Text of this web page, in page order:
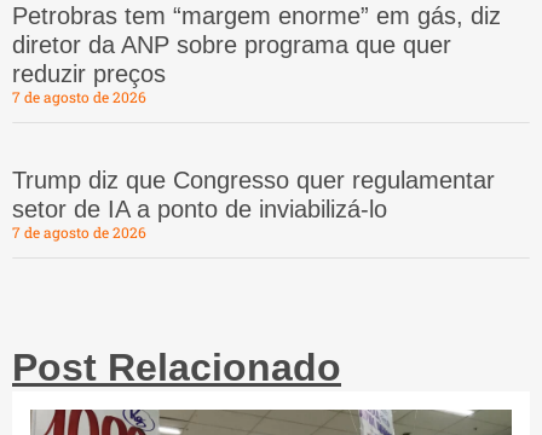
Petrobras tem “margem enorme” em gás, diz
diretor da ANP sobre programa que quer
reduzir preços
7 de agosto de 2026
Trump diz que Congresso quer regulamentar
setor de IA a ponto de inviabilizá-lo
7 de agosto de 2026
Post Relacionado